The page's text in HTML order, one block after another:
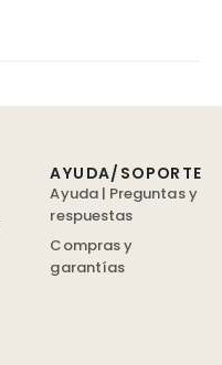
AYUDA/SOPORTE
Ayuda | Preguntas y
respuestas
Compras y
garantías